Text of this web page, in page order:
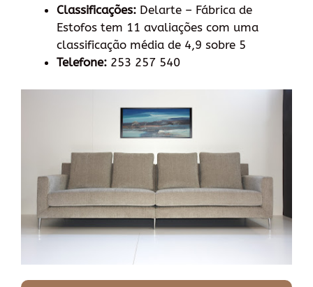
Classificações: Delarte – Fábrica de
Estofos tem 11 avaliações com uma
classificação média de 4,9 sobre 5
Telefone: 253 257 540